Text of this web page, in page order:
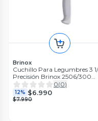
Brinox
Cuchillo Para Legumbres 3
Precisión Brinox 2506/300
Mango Blanco0(0)
12% $6.990
$7.990